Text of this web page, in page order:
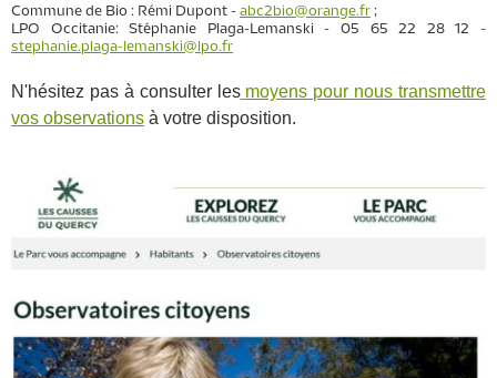
Commune de Bio : Rémi Dupont - abc2bio@orange.fr ;
LPO Occitanie: Stéphanie Plaga-Lemanski - 05 65 22 28 12 -
stephanie.plaga-lemanski@lpo.fr
N'hésitez pas à consulter lesmoyens pour nous transmettre
vos observations à votre disposition.